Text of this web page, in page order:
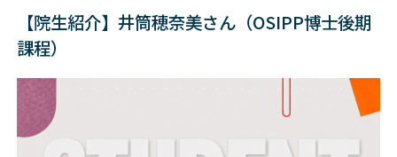
【院生紹介】井筒穂奈美さん（OSIPP博士後期
課程）